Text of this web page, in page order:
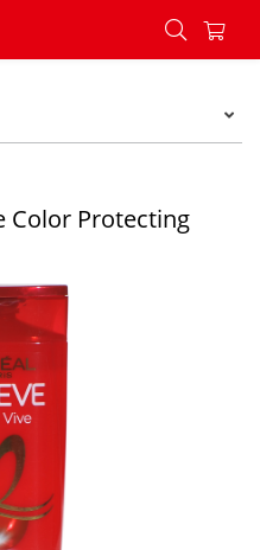
Vive Color Protecting
Color Protecting